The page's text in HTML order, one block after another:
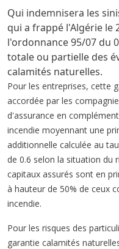
Qui indemnisera les
qui a frappé l'Algérie le
l'ordonnance 95/07 du
totale ou partielle des
calamités naturelles.
Pour les entreprises, cette
accordée par les
d'assurance en
incendie moyennant une
additionnelle calculée au
de 0.6 selon la situation du
capitaux assurés sont en
à hauteur de 50% de ceux
incendie.
Pour les risques des
garantie calamités